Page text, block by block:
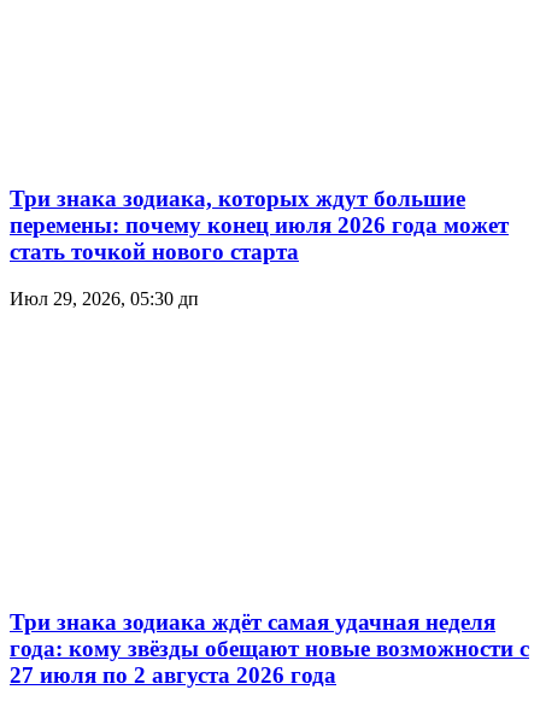
Три знака зодиака, которых ждут большие
перемены: почему конец июля 2026 года может
стать точкой нового старта
Июл 29, 2026, 05:30 дп
Три знака зодиака ждёт самая удачная неделя
года: кому звёзды обещают новые возможности с
27 июля по 2 августа 2026 года